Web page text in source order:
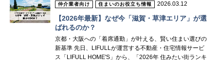
仲介業者向け 住まいのお役立ち情報 2026.03.12
【2026年最新】なぜ今「滋賀・草津エリア」が選
ばれるのか？
京都・大阪への「着席通勤」が叶える、賢い住まい選びの
新基準 先日、LIFULLが運営する不動産・住宅情報サービ
ス「LIFULL HOME'S」から、「2026年 住みたい街ランキ